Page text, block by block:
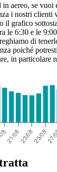
aereo, se vuoi
i nostri clienti
il grafico
le 6:30 e le
di
poiché
in particolare